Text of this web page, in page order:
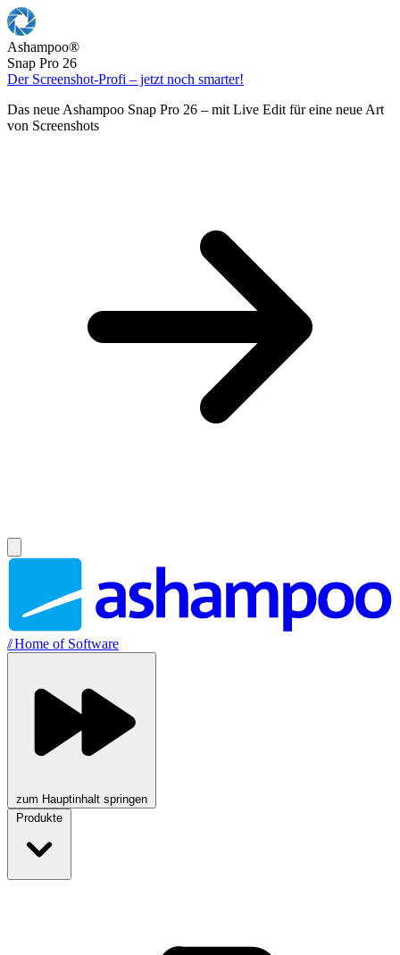
Ashampoo®
Snap Pro 26
Der Screenshot-Profi – jetzt noch smarter!
Das neue Ashampoo Snap Pro 26 – mit Live Edit für eine neue Art
von Screenshots
//Home of Software
zum Hauptinhalt springen
Produkte